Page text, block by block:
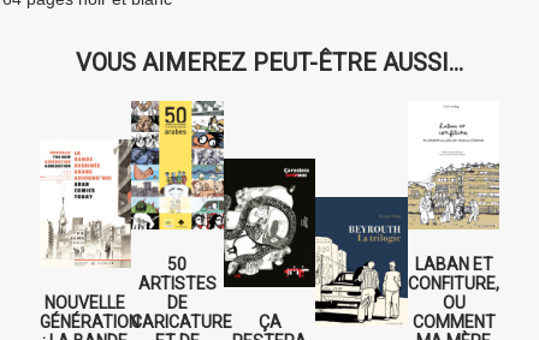
VOUS AIMEREZ PEUT-ÊTRE AUSSI…
NOUVELLE
GÉNÉRATION
50
ARTISTES
DE
CARICATURE
ÇA
LABAN ET
CONFITURE,
OU
COMMENT